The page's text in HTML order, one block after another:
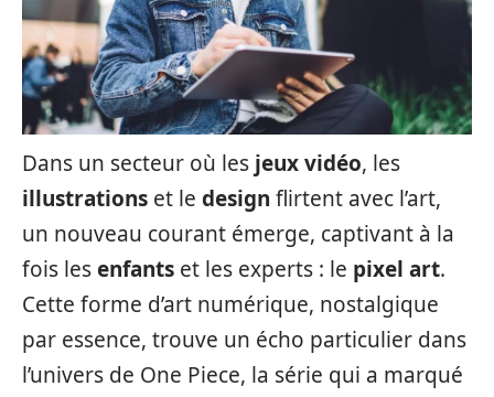
Dans un secteur où les jeux vidéo, les
illustrations et le design flirtent avec l’art,
un nouveau courant émerge, captivant à la
fois lesenfants et les experts : le pixel art.
Cette forme d’art numérique, nostalgique
par essence, trouve un écho particulier dans
l’univers de One Piece, la série qui a marqué